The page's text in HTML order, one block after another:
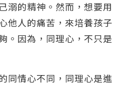
溺的精神。然而，想要用
他人的痛苦，來培養孩子
。因為，同理心，不只是
同情心不同，同理心是進